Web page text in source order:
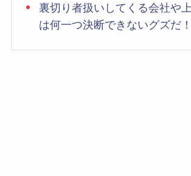
裏切り者扱いしてくる会社や
は何一つ決断できないグズだ！